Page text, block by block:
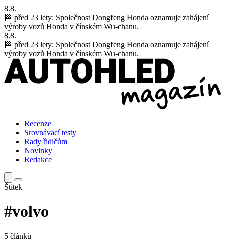
8.8.
🏁 před 23 lety: Společnost Dongfeng Honda oznamuje zahájení
výroby vozů Honda v čínském Wu-chanu.
8.8.
🏁 před 23 lety: Společnost Dongfeng Honda oznamuje zahájení
výroby vozů Honda v čínském Wu-chanu.
Recenze
Srovnávací testy
Rady řidičům
Novinky
Redakce
Štítek
#volvo
5 článků